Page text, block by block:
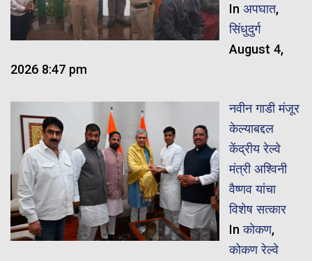
In अपघात,
सिंधुदुर्ग
August 4,
2026 8:47 pm
नवीन गाडी मंजूर
केल्याबद्दल
केंद्रीय रेल्वे
मंत्री अश्विनी
वैष्णव यांचा
विशेष सत्कार
Inकोकण,
कोकण रेल्वे